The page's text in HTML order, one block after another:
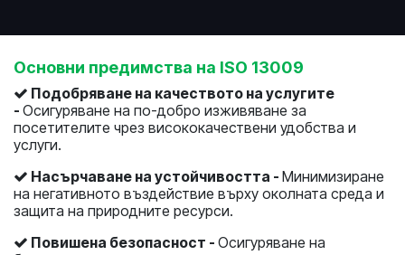
Основни предимства на ISO 13009
Подобряване на качеството на услугите
- Осигуряване на по-добро изживяване за
посетителите чрез висококачествени удобства и
услуги.
Насърчаване на устойчивостта - Минимизиране
на негативното въздействие върху околната среда и
защита на природните ресурси.
Повишена безопасност - Осигуряване на